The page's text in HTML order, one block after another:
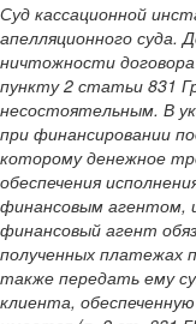
Суд кассационной
апелляционного суда.
ничтожности
пункту 2 статьи 831
несостоятельным. В
при финансировании
которому денежное
обеспечения
финансовым агентом,
финансовый агент
полученных платежах
также передать ему
клиента,